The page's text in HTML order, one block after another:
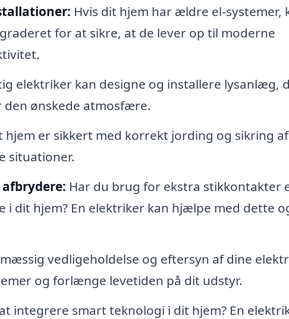
Hvis dit hjem har ældre el-systemer,
for at sikre, at de lever op til moderne
elektriker kan designe og installere lysanlæg,
den ønskede atmosfære.
hjem er sikkert med korrekt jording og sikring
situationer.
Har du brug for ekstra stikkontakter
dit hjem? En elektriker kan hjælpe med dette
vedligeholdelse og eftersyn af dine
og forlænge levetiden på dit udstyr.
integrere smart teknologi i dit hjem? En